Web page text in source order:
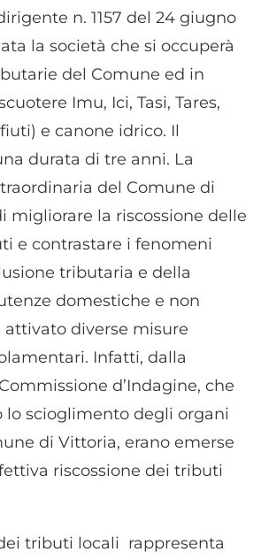
n. 1157 del 24 giugno
la società che si occuperà
del Comune ed in
Imu, Ici, Tasi, Tares,
e canone idrico. Il
durata di tre anni. La
del Comune di
migliorare la riscossione delle
e contrastare i fenomeni
tributaria e della
domestiche e non
diverse misure
Infatti, dalla
d’Indagine, che
lo scioglimento degli organi
di Vittoria, erano emerse
riscossione dei tributi
tributi locali rappresenta